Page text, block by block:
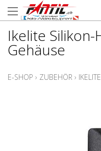
Ikelite
Gehäuse
E-SHOP › ZUBEHÖR ›